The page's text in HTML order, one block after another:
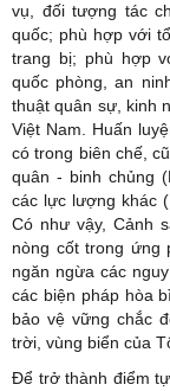
vụ, đối tượng tác
quốc; phù hợp với
trang bị; phù hợp
quốc phòng, an
thuật quân sự, kinh
Việt Nam. Huấn
có trong biên chế,
quân - binh chủng
các lực lượng khác
Có như vậy, Cảnh
nòng cốt trong ứng
ngăn ngừa các
các biện pháp hòa
bảo vệ vững chắc
trời, vùng biển của
Để trở thành điểm